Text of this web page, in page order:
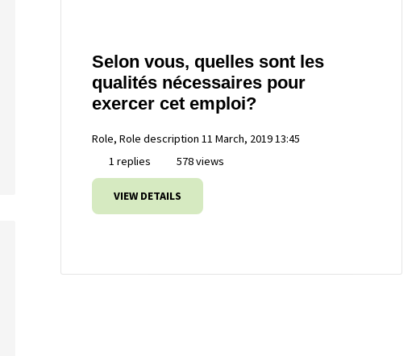
Selon vous, quelles sont les
qualités nécessaires pour
exercer cet emploi?
Role, Role description 11 March, 2019 13:45
1 replies
578 views
VIEW DETAILS